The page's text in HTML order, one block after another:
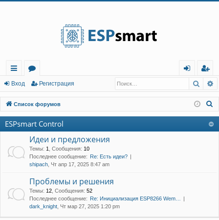
с
ы
лк
и
о
ру
м
ы
д
г
ис
тр
Вход Регистрация
Список форумов
ESPsmart Control
Идеи и предложения
Темы: 1 Сообщения: 10
Последнее сообщение: Re: Есть идеи?
shipach , Чт апр 17, 2025 8:47 am
Проблемы и решения
Темы: 12 Сообщения: 52
Последнее сообщение: Re: Инициализация ESP8266 Wem…
dark_knight , Чт мар 27, 2025 1:20 pm